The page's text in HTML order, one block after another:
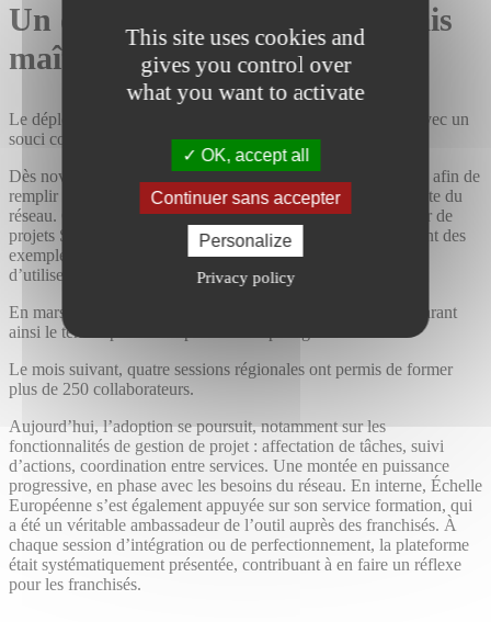
This site uses cookies and
gives you control over
what you want to activate
OK, accept all
Continuer sans accepter
Personalize
Privacy policy
Un déploiement progressif mais
maîtrisé
Le déploiement d’Échelle + s’est construit étape par étape, avec un
souci constant de structuration et d’appropriation.
Dès novembre 2023, un cadrage précis a été mené en interne afin de
remplir la plateforme d’informations avant sa diffusion au reste du
réseau. Cette phase a été accompagnée par Quentin, directeur de
projets Seenaps, qui a su les guider efficacement en partageant des
exemples concrets et en prodiguant des conseils sur la façon
d’utiliser la plateforme.
En mars 2024, les membres du CODIR ont été formés, préparant
ainsi le terrain pour un déploiement à plus grande échelle.
Le mois suivant, quatre sessions régionales ont permis de former
plus de 250 collaborateurs.
Aujourd’hui, l’adoption se poursuit, notamment sur les
fonctionnalités de gestion de projet : affectation de tâches, suivi
d’actions, coordination entre services. Une montée en puissance
progressive, en phase avec les besoins du réseau. En interne, Échelle
Européenne s’est également appuyée sur son service formation, qui
a été un véritable ambassadeur de l’outil auprès des franchisés. À
chaque session d’intégration ou de perfectionnement, la plateforme
était systématiquement présentée, contribuant à en faire un réflexe
pour les franchisés.